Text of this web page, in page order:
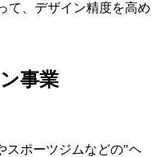
て、デザイン精度を高め
事業
スポーツジムなどの"ヘ